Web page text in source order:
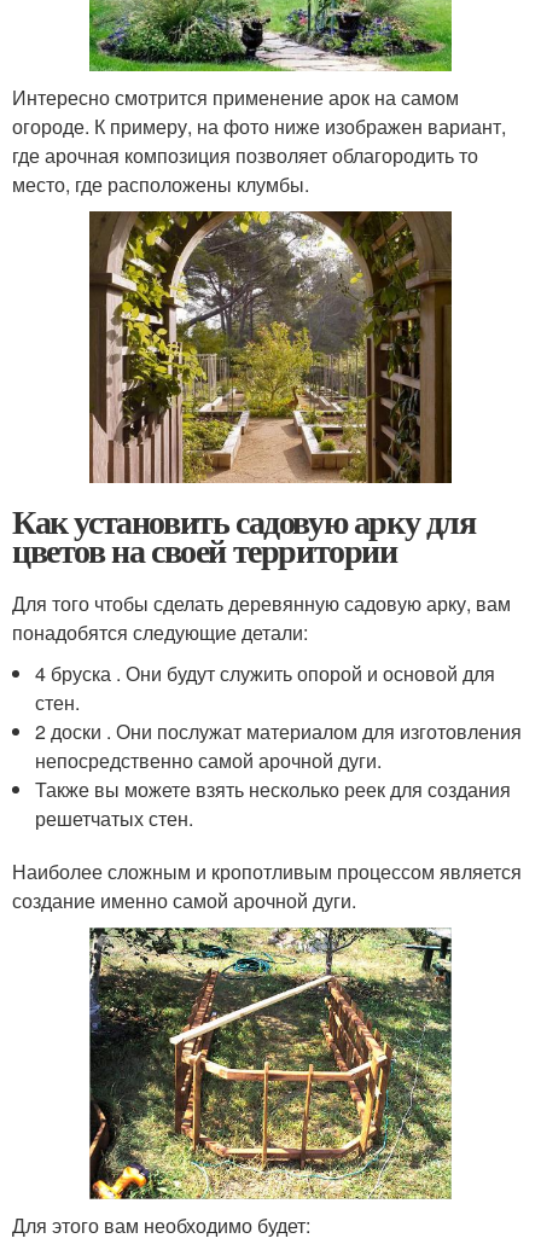
Интересно смотрится применение арок на самом
огороде. К примеру, на фото ниже изображен вариант,
где арочная композиция позволяет облагородить то
место, где расположены клумбы.
Как установить садовую арку для
цветов на своей территории
Для того чтобы сделать деревянную садовую арку, вам
понадобятся следующие детали:
4 бруска . Они будут служить опорой и основой для
стен.
2 доски . Они послужат материалом для изготовления
непосредственно самой арочной дуги.
Также вы можете взять несколько реек для создания
решетчатых стен.
Наиболее сложным и кропотливым процессом является
создание именно самой арочной дуги.
Для этого вам необходимо будет: